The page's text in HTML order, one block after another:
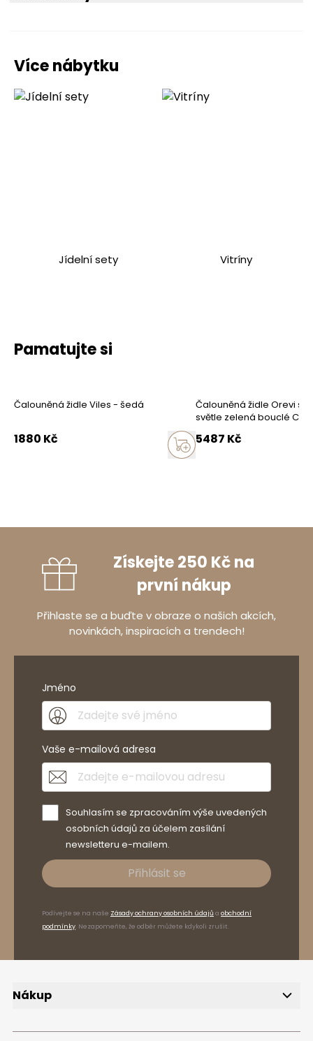
Více nábytku
Jídelní sety Vitríny
Pamatujte si
Čalouněná židle Viles - šedá
1880 Kč
Čalouněná židle Orevi
světle zelená bouclé
5487 Kč
Získejte 250 Kč na
první nákup
Přihlaste se a buďte v obraze o našich akcích,
novinkách, inspiracích a trendech!
Jméno
Vaše e-mailová adresa
Souhlasím se zpracováním výše uvedených
osobních údajů za účelem zasílání
newsletteru e-mailem.
Přihlásit se
Podívejte se na naše Zásady ochrany osobních údajů a obchodní
podmínky. Nezapomeňte, že odběr můžete kdykoli zrušit.
Nákup
Způsoby platby